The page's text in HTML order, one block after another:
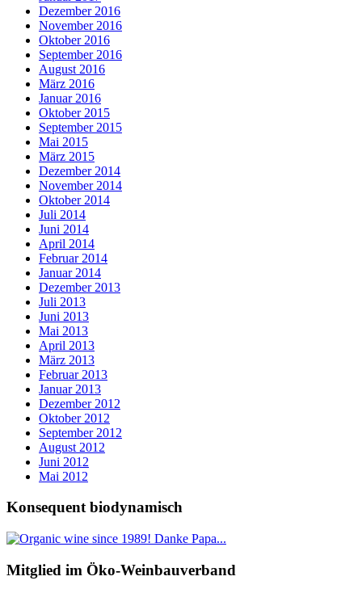
Dezember 2016
November 2016
Oktober 2016
September 2016
August 2016
März 2016
Januar 2016
Oktober 2015
September 2015
Mai 2015
März 2015
Dezember 2014
November 2014
Oktober 2014
Juli 2014
Juni 2014
April 2014
Februar 2014
Januar 2014
Dezember 2013
Juli 2013
Juni 2013
Mai 2013
April 2013
März 2013
Februar 2013
Januar 2013
Dezember 2012
Oktober 2012
September 2012
August 2012
Juni 2012
Mai 2012
Konsequent biodynamisch
Mitglied im Öko-Weinbauverband